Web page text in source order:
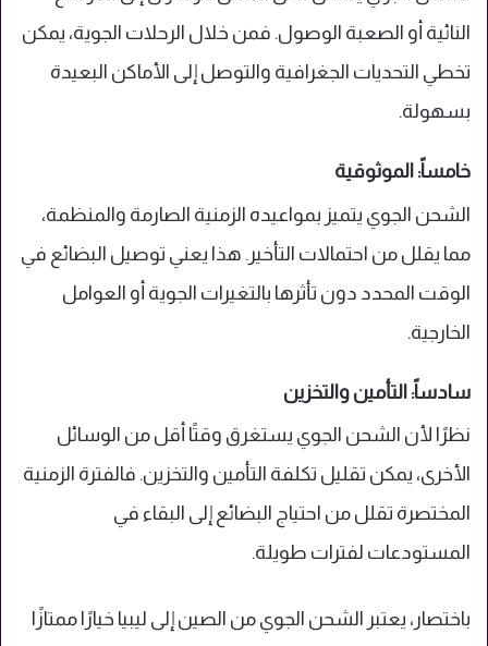
النائية أو الصعبة الوصول. فمن خلال الرحلات الجوية، يمكن
تخطي التحديات الجغرافية والتوصل إلى الأماكن البعيدة
بسهولة.
خامساً: الموثوقية
الشحن الجوي يتميز بمواعيده الزمنية الصارمة والمنظمة،
مما يقلل من احتمالات التأخير. هذا يعني توصيل البضائع في
الوقت المحدد دون تأثرها بالتغيرات الجوية أو العوامل
الخارجية.
سادساً: التأمين والتخزين
نظرًا لأن الشحن الجوي يستغرق وقتًا أقل من الوسائل
الأخرى، يمكن تقليل تكلفة التأمين والتخزين. فالفترة الزمنية
المختصرة تقلل من احتياج البضائع إلى البقاء في
المستودعات لفترات طويلة.
باختصار، يعتبر الشحن الجوي من الصين إلى ليبيا خيارًا ممتازًا